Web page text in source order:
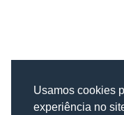
Usamos cookies
experiência no